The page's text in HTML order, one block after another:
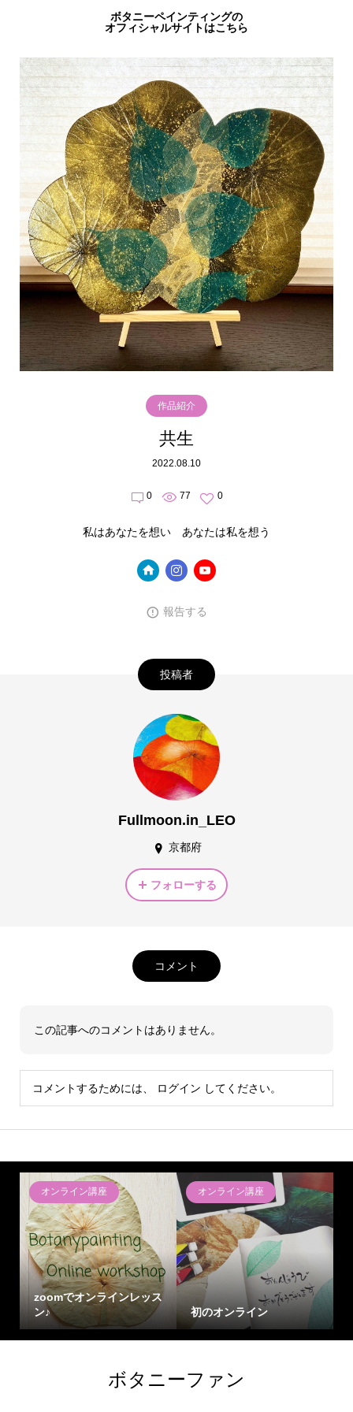
ボタニーペインティングの
オフィシャルサイトはこちら
作品紹介
共生
2022.08.10
0 77 0
私はあなたを想い あなたは私を想う
報告する
投稿者
Fullmoon.in_LEO
京都府
フォローする
コメント
この記事へのコメントはありません。
コメントするためには、 ログイン してください。
オンライン講座
zoomでオンラインレッス
ン♪
オンライン講座
初のオンライン
ボタニーファン